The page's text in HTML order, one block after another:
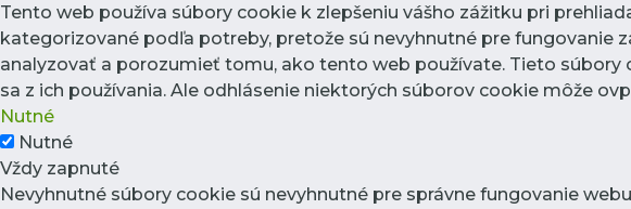
Tento web používa súbory cookie k zlepšeniu vášho zážitku pri
kategorizované podľa potreby, pretože sú nevyhnutné pre fungovanie
analyzovať a porozumieť tomu, ako tento web používate. Tieto
sa z ich používania. Ale odhlásenie niektorých súborov cookie môže
Nutné
Nutné
Vždy zapnuté
Nevyhnutné súbory cookie sú nevyhnutné pre správne fungovanie